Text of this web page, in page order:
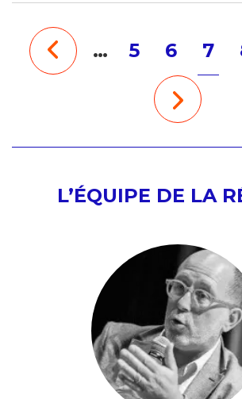
… 5 6 7
L’ÉQUIPE DE LA